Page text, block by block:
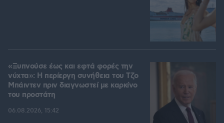
«Ξυπνούσε έως και εφτά φορές την
νύχτα»: Η περίεργη συνήθεια του Τζο
Μπάιντεν πριν διαγνωστεί με καρκίνο
του προστάτη
06.08.2026, 15:42